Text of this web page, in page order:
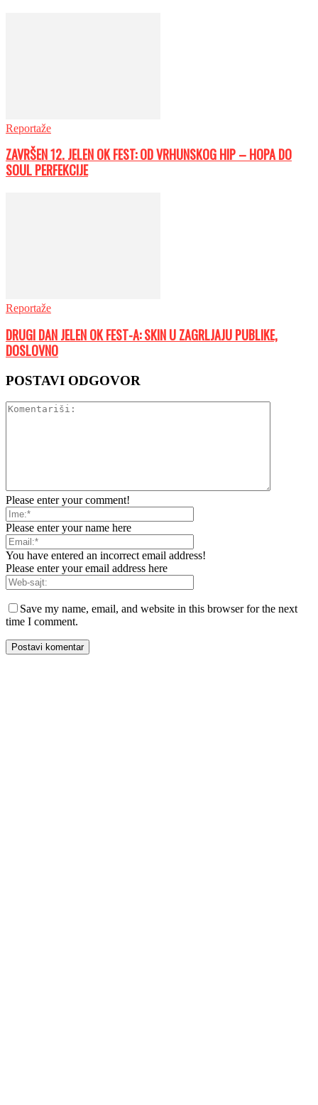
Reportaže
ZAVRŠEN 12. JELEN OK FEST: OD VRHUNSKOG HIP – HOPA DO
SOUL PERFEKCIJE
Reportaže
DRUGI DAN JELEN OK FEST-A: SKIN U ZAGRLJAJU PUBLIKE,
DOSLOVNO
POSTAVI ODGOVOR
Please enter your comment!
Please enter your name here
You have entered an incorrect email address!
Please enter your email address here
Save my name, email, and website in this browser for the next
time I comment.